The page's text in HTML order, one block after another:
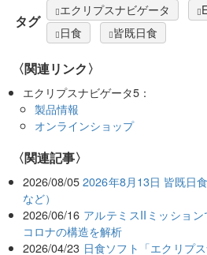
タグ
エクリプスナビゲータ
日食
皆既日食
〈関連リンク〉
エクリプスナビゲータ5：
製品情報
オンラインショップ
関連記事
2026/08/05 2026年8月13日 皆既日
など）
2026/06/16 アルテミスIIミッショ
コロナの構造を解析
2026/04/23 日食ソフト「エクリプ